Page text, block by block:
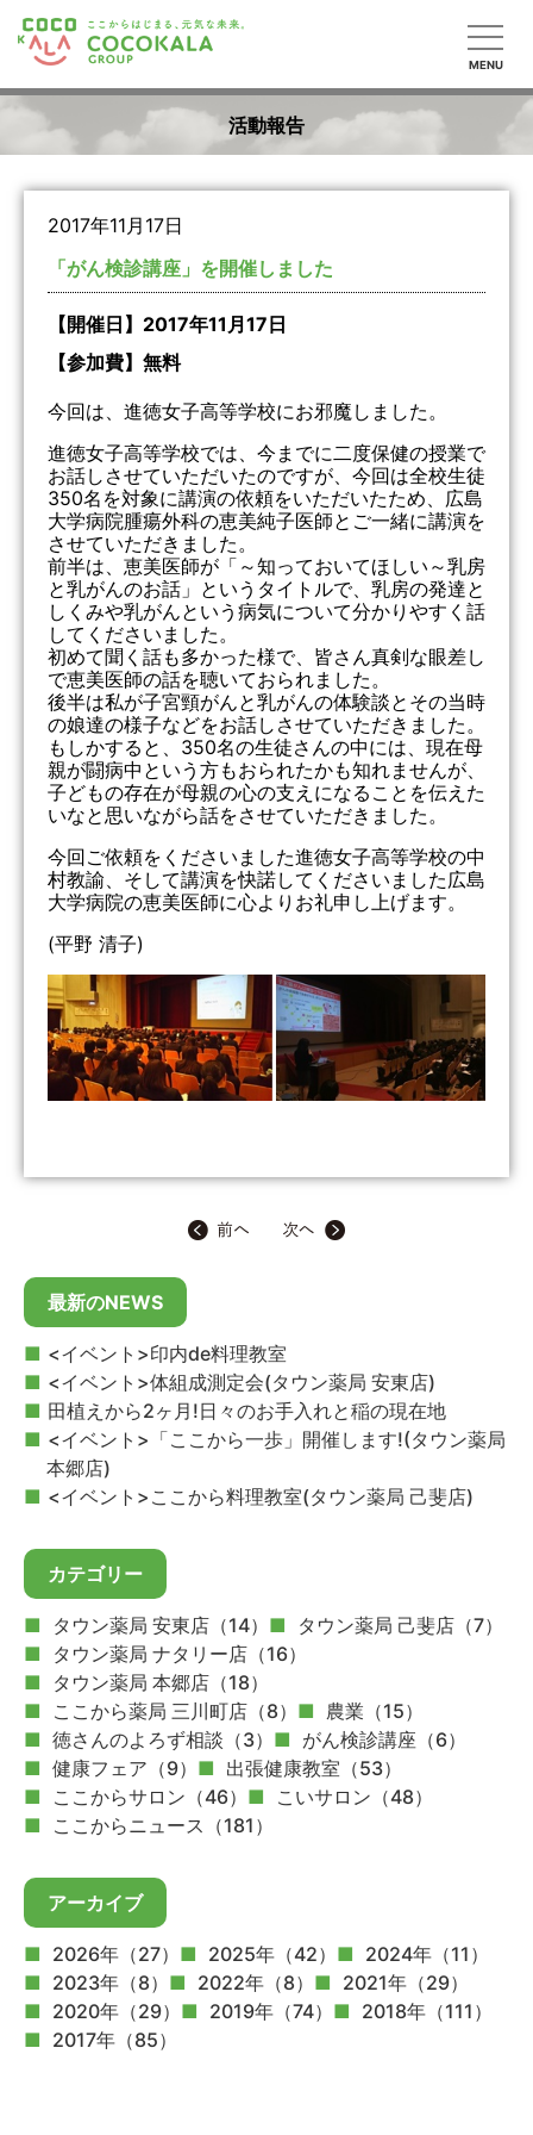
MENU
活動報告
2017年11月17日
「がん検診講座」を開催しました
【開催日】2017年11月17日
【参加費】無料
今回は、進徳女子高等学校にお邪魔しました。
進徳女子高等学校では、今までに二度保健の授業で
お話しさせていただいたのですが、今回は全校生徒
350名を対象に講演の依頼をいただいたため、広島
大学病院腫瘍外科の恵美純子医師とご一緒に講演を
させていただきました。
前半は、恵美医師が「～知っておいてほしい～乳房
と乳がんのお話」というタイトルで、乳房の発達と
しくみや乳がんという病気について分かりやすく話
してくださいました。
初めて聞く話も多かった様で、皆さん真剣な眼差し
で恵美医師の話を聴いておられました。
後半は私が子宮頸がんと乳がんの体験談とその当時
の娘達の様子などをお話しさせていただきました。
もしかすると、350名の生徒さんの中には、現在母
親が闘病中という方もおられたかも知れませんが、
子どもの存在が母親の心の支えになることを伝えた
いなと思いながら話をさせていただきました。
今回ご依頼をくださいました進徳女子高等学校の中
村教諭、そして講演を快諾してくださいました広島
大学病院の恵美医師に心よりお礼申し上げます。
(平野 清子)
最新のNEWS
<イベント>印内de料理教室
<イベント>体組成測定会(タウン薬局 安東店)
田植えから2ヶ月!日々のお手入れと稲の現在地
<イベント>「ここから一歩」開催します!(タウン薬局
本郷店)
<イベント>ここから料理教室(タウン薬局 己斐店)
カテゴリー
タウン薬局 安東店（14）
タウン薬局 己斐店（7）
タウン薬局 ナタリー店（16）
タウン薬局 本郷店（18）
ここから薬局 三川町店（8）
農業（15）
徳さんのよろず相談（3）
がん検診講座（6）
健康フェア（9）
出張健康教室（53）
ここからサロン（46）
こいサロン（48）
ここからニュース（181）
アーカイブ
2026年（27） 2025年（42）
2024年（11）
2023年（8）
2022年（8）
2021年（29）
2020年（29）
2019年（74）
2018年（111）
2017年（85）